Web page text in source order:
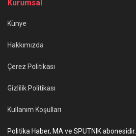
Kurumsal
Künye
Hakkımızda
Çerez Politikası
Gizlilik Politikası
Kullanım Koşulları
Politika Haber, MA ve SPUTNIK abonesidir.